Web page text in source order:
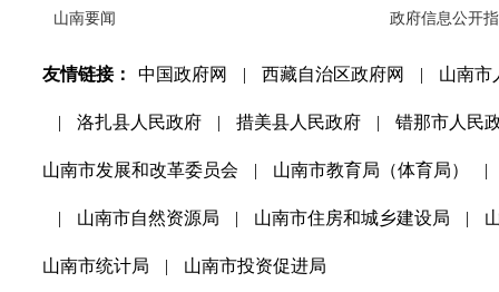
山南要闻 政府信息公开
友情链接： 中国政府网 | 西藏自治区政府网 | 山南市
| 洛扎县人民政府 | 措美县人民政府 | 错那市人民
山南市发展和改革委员会 | 山南市教育局（体育局） |
| 山南市自然资源局 | 山南市住房和城乡建设局 |
山南市统计局 | 山南市投资促进局